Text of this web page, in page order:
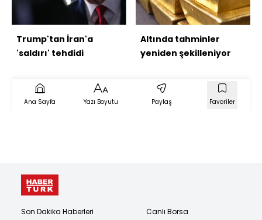
Trump'tan İran'a
'saldırı' tehdidi
Altında tahminler
yeniden şekilleniyor
Ana Sayfa Yazı Boyutu Paylaş Favoriler
Son Dakika Haberleri
Canlı Borsa